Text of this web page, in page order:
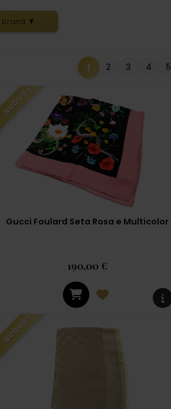
brand ▼
1 2 3 4 5
NUOVO!
Gucci Foulard Seta Rosa e Multicolor
190,00 €
NUOVO!